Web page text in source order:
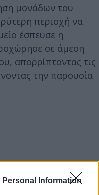
Personal Information
μονάδων του
περιοχή να
έσπευσε η
σε άμεση
απορρίπτοντας τις
την παρουσία